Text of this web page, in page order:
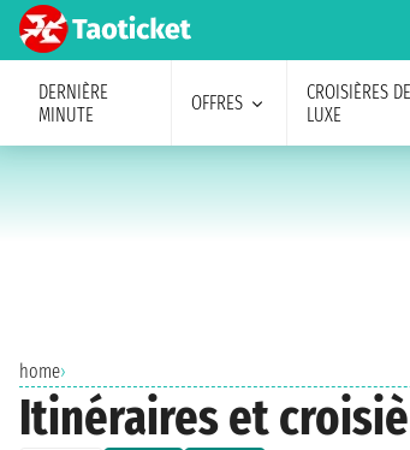
DERNIÈRE
MINUTE
OFFRES
CROISIÈRES DE
LUXE
home›
Itinéraires et